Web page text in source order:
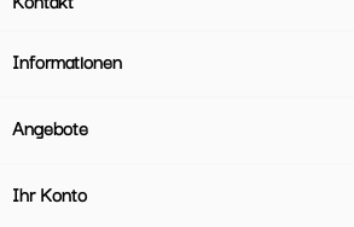
Informationen
Angebote
Ihr Konto